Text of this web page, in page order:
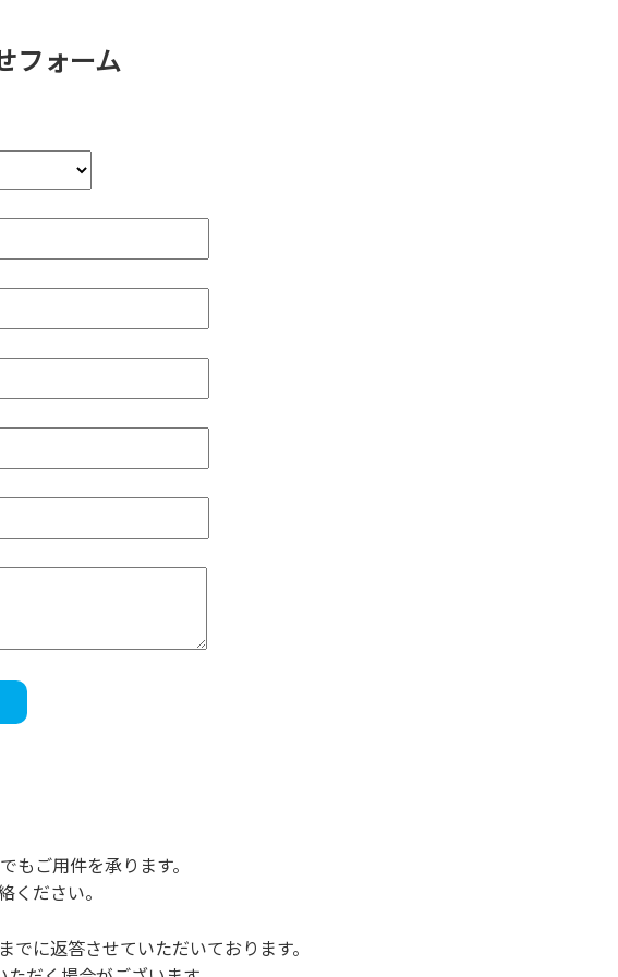
フォーム
ご用件を承ります。
ださい。
に返答させていただいております。